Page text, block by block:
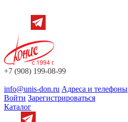
+7 (908) 199-08-99
info@unis-don.ru Адреса и телефоны
Войти Зарегистрироваться
Каталог